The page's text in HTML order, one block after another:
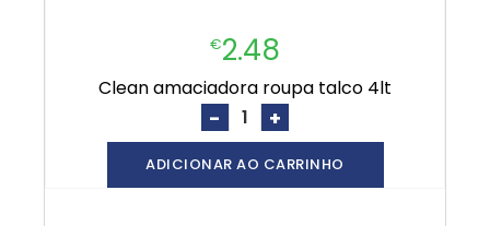
€2.48
clean amaciadora roupa talco 4lt
- +
ADICIONAR AO CARRINHO